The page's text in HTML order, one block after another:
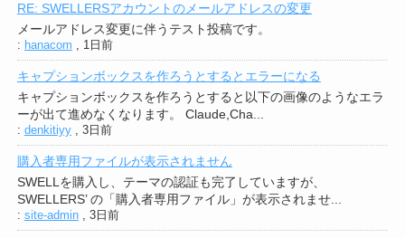
RE: SWELLERSアカウントのメールアドレスの変更
メールアドレス変更に伴うテスト投稿です。
: hanacom , 1日前
キャプションボックスを作ろうとするとエラーになる
キャプションボックスを作ろうとすると以下の画像のようなエラ
ーが出て進めなくなります。 Claude,Cha...
: denkitiyy, 3日前
購入者専用ファイルが表示されません
SWELLを購入し、テーマの認証も完了していますが、
SWELLERS’ の「購入者専用ファイル」が表示されませ...
: site-admin, 3日前